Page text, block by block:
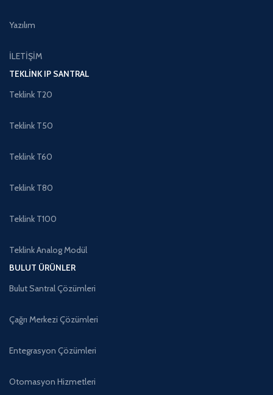
Yazılım
İLETİŞİM
TEKLINK IP SANTRAL
Teklink T20
Teklink T50
Teklink T60
Teklink T80
Teklink T100
Teklink Analog Modül
BULUT ÜRÜNLER
Bulut Santral Çözümleri
Çağrı Merkezi Çözümleri
Entegrasyon Çözümleri
Otomasyon Hizmetleri